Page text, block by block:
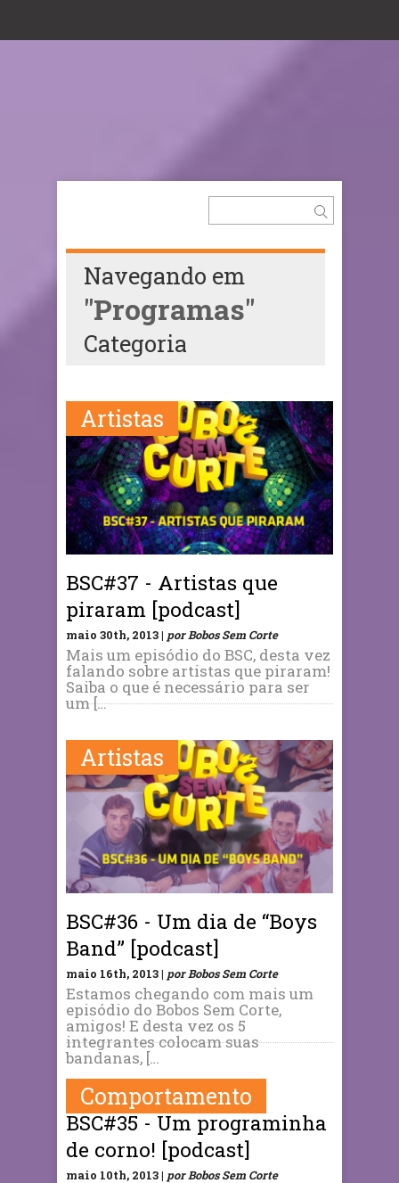
Navegando em
"Programas"
Categoria
Artistas
BSC#37 - Artistas que
piraram [podcast]
maio 30th, 2013 | por Bobos Sem Corte
Mais um episódio do BSC, desta vez
falando sobre artistas que piraram!
Saiba o que é necessário para ser
um […
Artistas
BSC#36 - Um dia de “Boys
Band” [podcast]
maio 16th, 2013 | por Bobos Sem Corte
Estamos chegando com mais um
episódio do Bobos Sem Corte,
amigos! E desta vez os 5
integrantes colocam suas
bandanas, […
Comportamento
BSC#35 - Um programinha
de corno! [podcast]
maio 10th, 2013 | por Bobos Sem Corte